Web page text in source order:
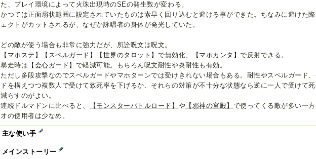
た、プレイ環境によって火珠出現時のSEの発生数が変わる。
かつては正面扇状範囲に設定されていたものは素早く回り込むと避ける事ができた。ちなみに避けた
ェクトがカットされるが、なぜか詠唱者の身体が発光していた。
どの敵が使う場合も非常に強力だが、所詮呪文は呪文。
【マホステ】
【スペルガード】 【世界のタロット】 で無効化、 【マホカンタ】で反射できる。
暴走時は 【会心ガード】 で軽減可能。もちろん呪文耐性や炎耐性も有効。
ただし多段攻撃なのでスペルガードやマホターンでは受けきれない場合もある。耐性やスペルガード
ドを構えつつ複数人で受けて致死率を下げるか、それらの対策が不十分な状態なら逆に一人で受けて
減らすのがよい。
連続ドルマドンに比べると、
【モンスターバトルロード】 や 【邪神の宮殿】 で使ってくる敵が多い一
オの使用者は少なめ。
主な使い手
メインストーリー